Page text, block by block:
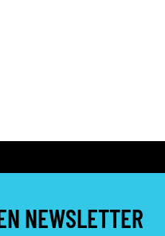
NEWSLETTER